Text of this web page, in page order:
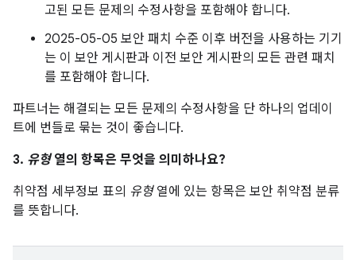
고된 모든 문제의 수정사항을 포함해야 합니다.
2025-05-05 보안 패치 수준 이후 버전을 사용하는 기기
는 이 보안 게시판과 이전 보안 게시판의 모든 관련 패치
를 포함해야 합니다.
파트너는 해결되는 모든 문제의 수정사항을 단 하나의 업데이
트에 번들로 묶는 것이 좋습니다.
3. 유형열의 항목은 무엇을 의미하나요?
취약점 세부정보 표의 유형열에 있는 항목은 보안 취약점 분류
를 뜻합니다.